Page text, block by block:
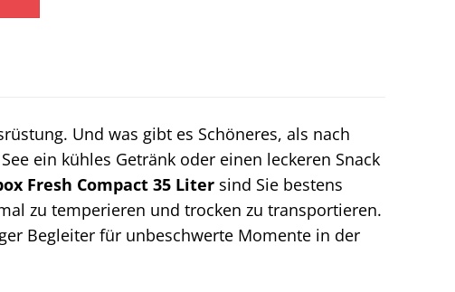
Und was gibt es Schöneres, als nach
ein kühles Getränk oder einen leckeren Snack
Fresh Compact 35 Liter sind Sie bestens
zu temperieren und trocken zu transportieren.
Begleiter für unbeschwerte Momente in der